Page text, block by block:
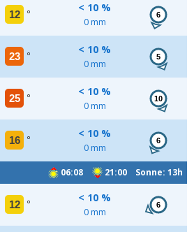
12 °
< 10 %
0 mm
6
23 °
< 10 %
0 mm
5
25 °
< 10 %
0 mm
10
16 °
< 10 %
0 mm
6
06:08 21:00 Sonne: 13h
12 °
< 10 %
0 mm
6